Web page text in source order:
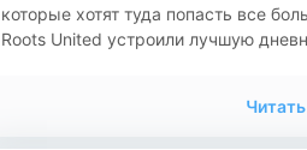
которые хотят туда попасть все
Roots United устроили лучшую